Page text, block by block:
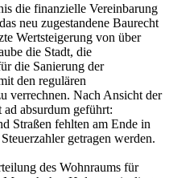
die finanzielle Vereinbarung
neu zugestandene Baurecht
Wertsteigerung von über
die Stadt, die
die Sanierung der
den regulären
verrechnen. Nach Ansicht der
absurdum geführt:
Straßen fehlten am Ende in
getragen werden.
des Wohnraums für